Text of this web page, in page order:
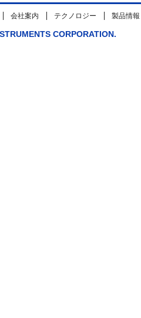
会社案内 テクノロジー 製品情報
CORPORATION.